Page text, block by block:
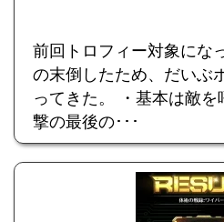
前回トロフィー対象にな
の末倒したため、だいぶ
ってきた。 ・基本は敵を
撃の最後の･･･